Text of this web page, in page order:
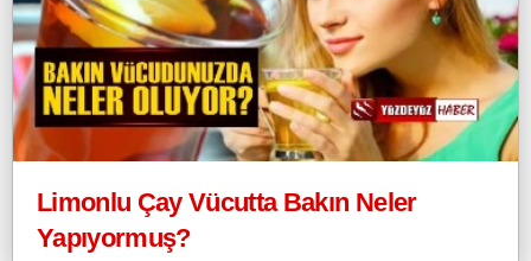
Limonlu Çay Vücutta Bakın Neler
Yapıyormuş?